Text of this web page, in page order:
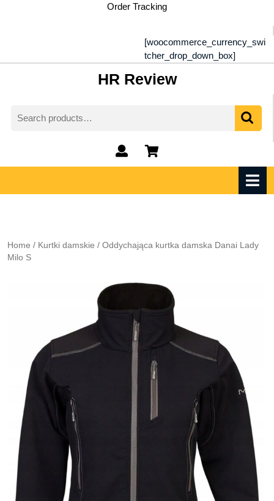
Order Tracking
[woocommerce_currency_swi
tcher_drop_down_box]
HR Review
for:
My
Account
shopping
cart
Home / Kurtki damskie / Oddychająca kurtka damska Danai Lady
Milo S